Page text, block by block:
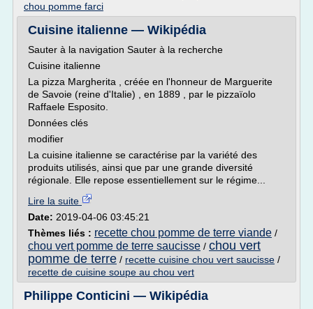
chou pomme farci
Cuisine italienne — Wikipédia
Sauter à la navigation Sauter à la recherche
Cuisine italienne
La pizza Margherita , créée en l'honneur de Marguerite
de Savoie (reine d'Italie) , en 1889 , par le pizzaïolo
Raffaele Esposito.
Données clés
modifier
La cuisine italienne se caractérise par la variété des
produits utilisés, ainsi que par une grande diversité
régionale. Elle repose essentiellement sur le régime...
Lire la suite
Date: 2019-04-06 03:45:21
Thèmes liés : recette chou pomme de terre viande /
chou vert pomme de terre saucisse / chou vert
pomme de terre / recette cuisine chou vert saucisse /
recette de cuisine soupe au chou vert
Philippe Conticini — Wikipédia